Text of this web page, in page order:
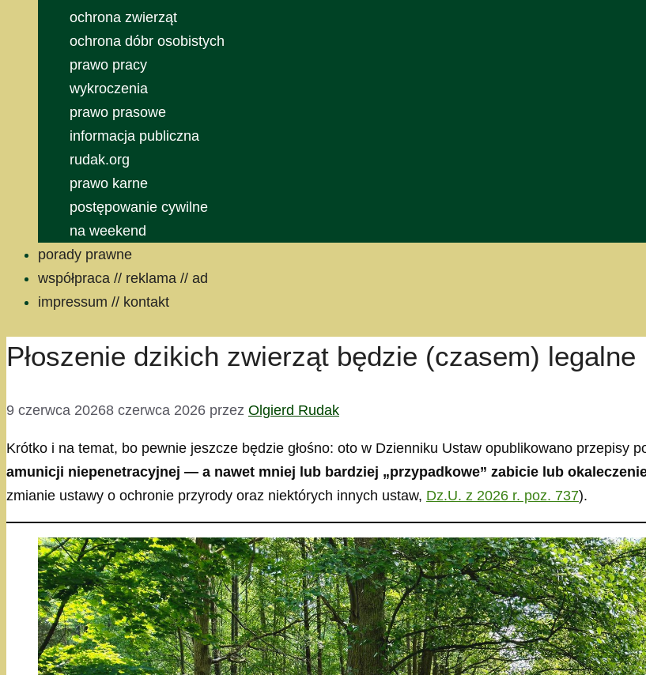
ochrona zwierząt
ochrona dóbr osobistych
prawo pracy
wykroczenia
prawo prasowe
informacja publiczna
rudak.org
prawo karne
postępowanie cywilne
na weekend
porady prawne
współpraca // reklama // ad
impressum // kontakt
Płoszenie dzikich zwierząt będzie (czasem) legalne
9 czerwca 20268 czerwca 2026 przez Olgierd Rudak
Krótko i na temat, bo pewnie jeszcze będzie głośno: oto w Dzienniku Ustaw opublikowano przepisy
amunicji niepenetracyjnej — a nawet mniej lub bardziej „przypadkowe” zabicie lub
zmianie ustawy o ochronie przyrody oraz niektórych innych ustaw, Dz.U. z 2026 r. poz. 737).